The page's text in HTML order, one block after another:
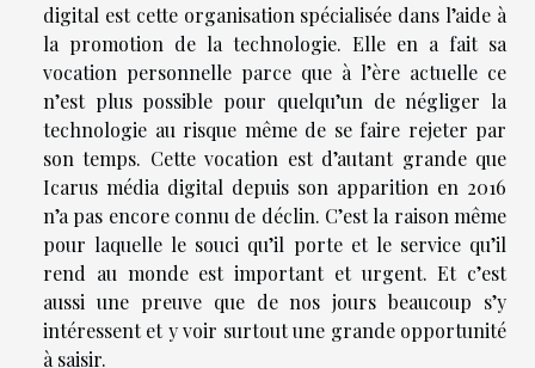
digital est cette organisation spécialisée dans l’aide à
la promotion de la technologie. Elle en a fait sa
vocation personnelle parce que à l’ère actuelle ce
n’est plus possible pour quelqu’un de négliger la
technologie au risque même de se faire rejeter par
son temps. Cette vocation est d’autant grande que
Icarus média digital depuis son apparition en 2016
n’a pas encore connu de déclin. C’est la raison même
pour laquelle le souci qu’il porte et le service qu’il
rend au monde est important et urgent. Et c’est
aussi une preuve que de nos jours beaucoup s’y
intéressent et y voir surtout une grande opportunité
à saisir.